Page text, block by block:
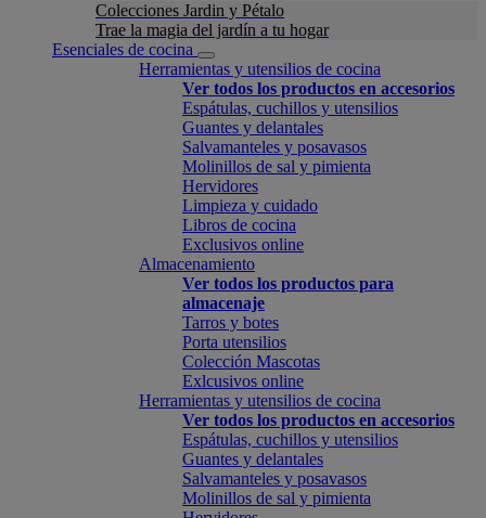
Colecciones Jardin y Pétalo
Trae la magia del jardín a tu hogar
Esenciales de cocina
Herramientas y utensilios de cocina
Ver todos los productos en accesorios
Espátulas, cuchillos y utensilios
Guantes y delantales
Salvamanteles y posavasos
Molinillos de sal y pimienta
Hervidores
Limpieza y cuidado
Libros de cocina
Exclusivos online
Almacenamiento
Ver todos los productos para
almacenaje
Tarros y botes
Porta utensilios
Colección Mascotas
Exlcusivos online
Herramientas y utensilios de cocina
Ver todos los productos en accesorios
Espátulas, cuchillos y utensilios
Guantes y delantales
Salvamanteles y posavasos
Molinillos de sal y pimienta